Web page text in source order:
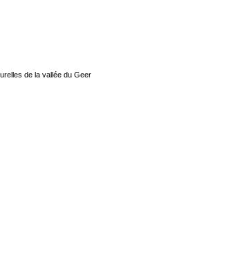
de la vallée du Geer